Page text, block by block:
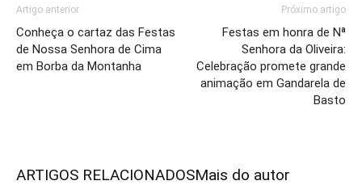
Artigo anterior
Conheça o cartaz das Festas
de Nossa Senhora de Cima
em Borba da Montanha
Próximo artigo
Festas em honra de Nª
Senhora da Oliveira:
Celebração promete grande
animação em Gandarela de
Basto
ARTIGOS RELACIONADOSMais do autor